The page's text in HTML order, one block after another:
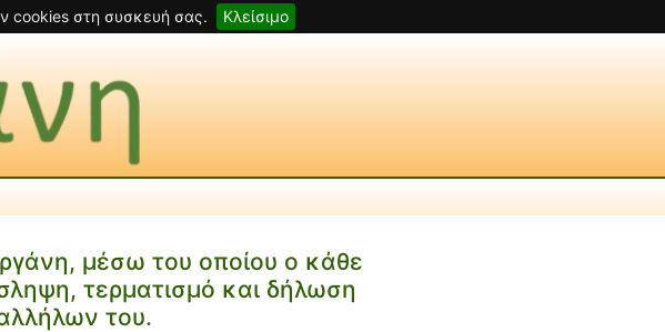
cookies στη συσκευή σας. Κλείσιμο
μέσω του οποίου ο κάθε
τερματισμό και δήλωση
του.